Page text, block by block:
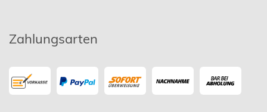
Zahlungsarten